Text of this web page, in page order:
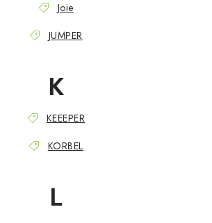
Joie
JUMPER
K
KEEEPER
KORBEL
L